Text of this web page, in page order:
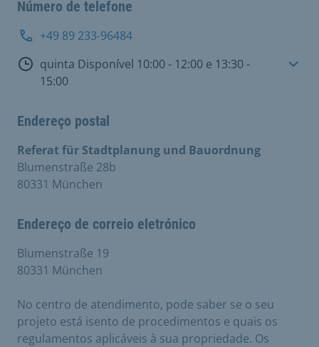
Número de telefone
+49 89 233-96484
Horário de consulta
quinta Disponível 10:00 - 12:00 e 13:30 -
15:00
Endereço postal
Referat für Stadtplanung und Bauordnung
Blumenstraße 28b
80331 München
Endereço de correio eletrónico
Blumenstraße 19
80331 München
No centro de atendimento, pode saber se o seu
projeto está isento de procedimentos e quais os
regulamentos aplicáveis à sua propriedade. Os